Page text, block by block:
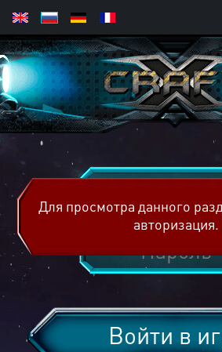
Войти в
Для просмотра данного
авторизация.